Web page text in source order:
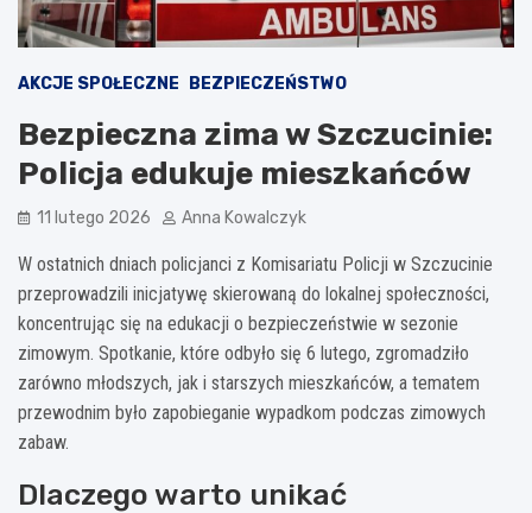
AKCJE SPOŁECZNE BEZPIECZEŃSTWO
Bezpieczna zima w Szczucinie:
Policja edukuje mieszkańców
11 lutego 2026 Anna Kowalczyk
W ostatnich dniach policjanci z Komisariatu Policji w Szczucinie
przeprowadzili inicjatywę skierowaną do lokalnej społeczności,
koncentrując się na edukacji o bezpieczeństwie w sezonie
zimowym. Spotkanie, które odbyło się 6 lutego, zgromadziło
zarówno młodszych, jak i starszych mieszkańców, a tematem
przewodnim było zapobieganie wypadkom podczas zimowych
zabaw.
Dlaczego warto unikać